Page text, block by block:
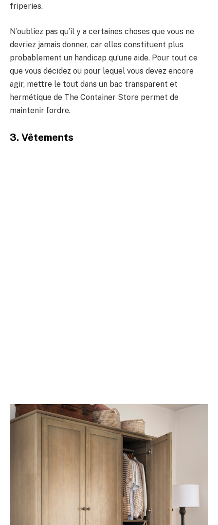
friperies.
N’oubliez pas qu’il y a certaines choses que vous ne
devriez jamais donner, car elles constituent plus
probablement un handicap qu’une aide. Pour tout ce
que vous décidez ou pour lequel vous devez encore
agir, mettre le tout dans un bac transparent et
hermétique de The Container Store permet de
maintenir l’ordre.
3. Vêtements